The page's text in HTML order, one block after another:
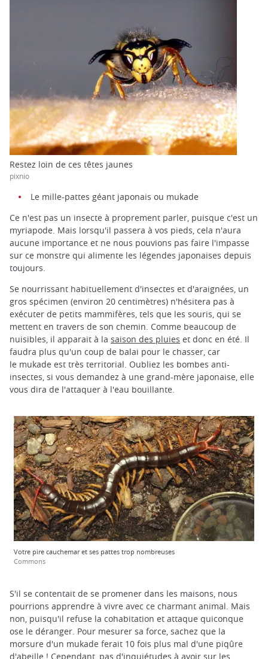
Restez loin de ces têtes jaunes
pixnio
Le mille-pattes géant japonais ou mukade
Ce n'est pas un insecte à proprement parler, puisque c'est un
myriapode. Mais lorsqu'il passera à vos pieds, cela n'aura
aucune importance et ne nous pouvions pas faire l'impasse
sur ce monstre qui alimente les légendes japonaises depuis
toujours.
Se nourrissant habituellement d'insectes et d'araignées, un
gros spécimen (environ 20 centimètres) n'hésitera pas à
exécuter de petits mammifères, tels que les souris, qui se
mettent en travers de son chemin. Comme beaucoup de
nuisibles, il apparait à la saison des pluies et donc en été. Il
faudra plus qu'un coup de balai pour le chasser, car
le mukade est très territorial. Oubliez les bombes anti-
insectes, si vous demandez à une grand-mère japonaise, elle
vous dira de l'attaquer à l'eau bouillante.
Votre pire cauchemar et ses pattes trop nombreuses
Commons
S'il se contentait de se promener dans les maisons, nous
pourrions apprendre à vivre avec ce charmant animal. Mais
non, puisqu'il refuse la cohabitation et attaque quiconque
ose le déranger. Pour mesurer sa force, sachez que la
morsure d'un mukade ferait 10 fois plus mal d'une piqûre
d'abeille ! Cependant, pas d'inquiétudes à avoir sur les